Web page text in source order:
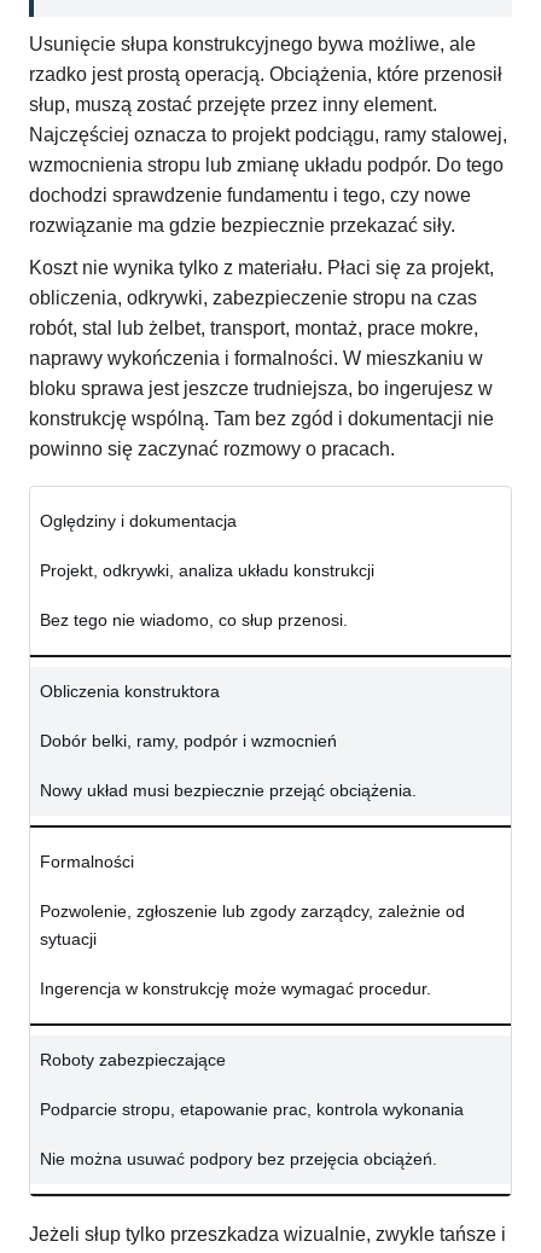
Usunięcie słupa konstrukcyjnego bywa możliwe, ale
rzadko jest prostą operacją. Obciążenia, które przenosił
słup, muszą zostać przejęte przez inny element.
Najczęściej oznacza to projekt podciągu, ramy stalowej,
wzmocnienia stropu lub zmianę układu podpór. Do tego
dochodzi sprawdzenie fundamentu i tego, czy nowe
rozwiązanie ma gdzie bezpiecznie przekazać siły.
Koszt nie wynika tylko z materiału. Płaci się za projekt,
obliczenia, odkrywki, zabezpieczenie stropu na czas
robót, stal lub żelbet, transport, montaż, prace mokre,
naprawy wykończenia i formalności. W mieszkaniu w
bloku sprawa jest jeszcze trudniejsza, bo ingerujesz w
konstrukcję wspólną. Tam bez zgód i dokumentacji nie
powinno się zaczynać rozmowy o pracach.
Oględziny i dokumentacja
Projekt, odkrywki, analiza układu konstrukcji
Bez tego nie wiadomo, co słup przenosi.
Obliczenia konstruktora
Dobór belki, ramy, podpór i wzmocnień
Nowy układ musi bezpiecznie przejąć obciążenia.
Formalności
Pozwolenie, zgłoszenie lub zgody zarządcy, zależnie od
sytuacji
Ingerencja w konstrukcję może wymagać procedur.
Roboty zabezpieczające
Podparcie stropu, etapowanie prac, kontrola wykonania
Nie można usuwać podpory bez przejęcia obciążeń.
Jeżeli słup tylko przeszkadza wizualnie, zwykle tańsze i